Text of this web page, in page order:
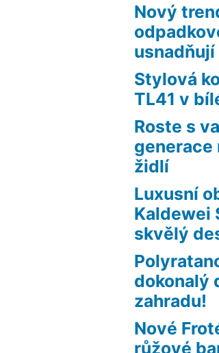
Nový
Stylová
TL41 v
Roste s
židlí
Luxusní
Kaldewei
skvělý
dokonalý
zahradu!
Nové
růžové